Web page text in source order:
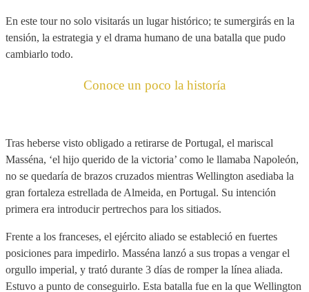
En este tour no solo visitarás un lugar histórico; te sumergirás en la
tensión, la estrategia y el drama humano de una batalla que pudo
cambiarlo todo.
Conoce un poco la historía
Tras heberse visto obligado a retirarse de Portugal, el mariscal
Masséna, ‘el hijo querido de la victoria’ como le llamaba Napoleón,
no se quedaría de brazos cruzados mientras Wellington asediaba la
gran fortaleza estrellada de Almeida, en Portugal. Su intención
primera era introducir pertrechos para los sitiados.
Frente a los franceses, el ejército aliado se estableció en fuertes
posiciones para impedirlo. Masséna lanzó a sus tropas a vengar el
orgullo imperial, y trató durante 3 días de romper la línea aliada.
Estuvo a punto de conseguirlo. Esta batalla fue en la que Wellington